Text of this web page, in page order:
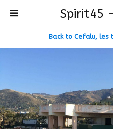
Spirit45
Back to Cefalu, les